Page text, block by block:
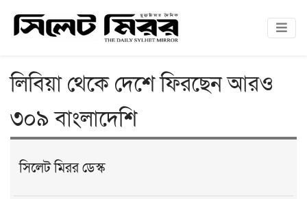
লিবিয়া থেকে দেশে ফিরছেন আরও
৩০৯ বাংলাদেশি
সিলেট মিরর ডেস্ক